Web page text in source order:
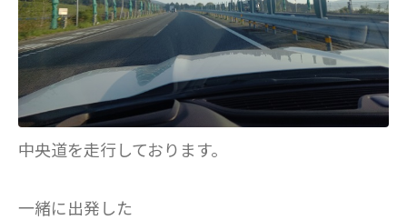
中央道を走行しております。
一緒に出発した